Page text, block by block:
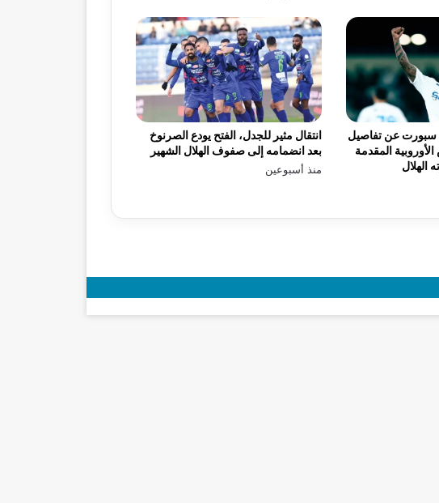
انتقال مثير للجدل، الفتح يودع الصرنوخ
بعد انضمامه إلى صفوف الهلال الشهير
منذ أسبوعين
عن تفاصيل
المقدمة
الهلال